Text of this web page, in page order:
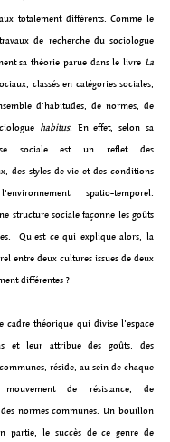
totalement différents. Comme le
de recherche du sociologue
sa théorie parue dans le livre La
classés en catégories sociales,
d’habitudes, de normes, de
habitus. En effet, selon sa
sociale est un reflet des
des styles de vie et des conditions
spatio-temporel.
structure sociale façonne les goûts
Qu’est ce qui explique alors, la
entre deux cultures issues de deux
différentes ?
théorique qui divise l’espace
et leur attribue des goûts, des
réside, au sein de chaque
de résistance, de
normes communes. Un bouillon
partie, le succès de ce genre de